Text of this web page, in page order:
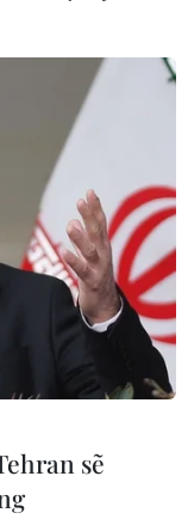
mới.
học
19
sẽ